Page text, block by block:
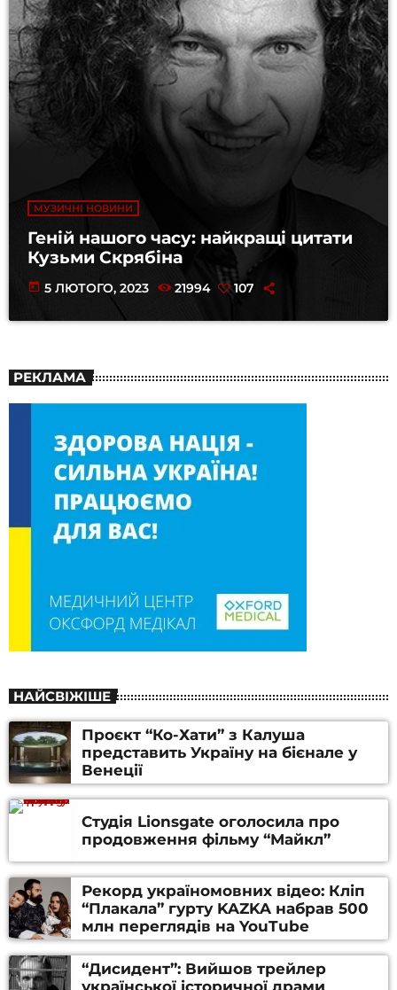
МУЗИЧНІ НОВИНИ
Геній нашого часу: найкращі цитати
Кузьми Скрябіна
today 5 ЛЮТОГО, 2023 21994 107
РЕКЛАМА
НАЙСВІЖІШЕ
Проєкт “Ко-Хати” з Калуша
представить Україну на бієнале у
Венеції
Студія Lionsgate оголосила про
продовження фільму “Майкл”
Рекорд україномовних відео: Кліп
“Плакала” гурту KAZKA набрав 500
млн переглядів на YouTube
“Дисидент”: Вийшов трейлер
української історичної драми